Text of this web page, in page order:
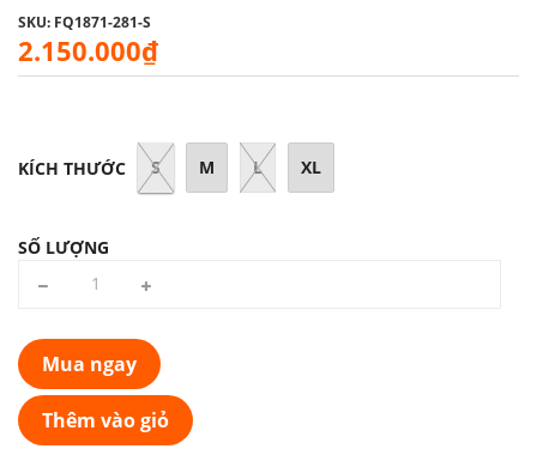
SKU: FQ1871-281-S
2.150.000₫
KÍCH THƯỚC S M L XL
SỐ LƯỢNG
Mua ngay
Thêm vào giỏ